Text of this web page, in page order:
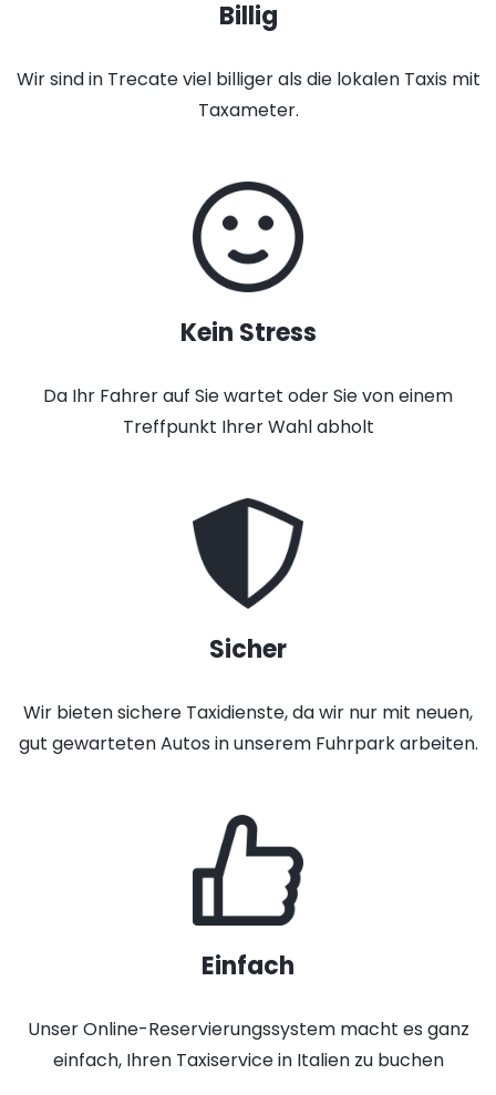
Billig
Wir sind in Trecate viel billiger als die lokalen Taxis mit
Taxameter.
Kein Stress
Da Ihr Fahrer auf Sie wartet oder Sie von einem
Treffpunkt Ihrer Wahl abholt
Sicher
Wir bieten sichere Taxidienste, da wir nur mit neuen,
gut gewarteten Autos in unserem Fuhrpark arbeiten.
Einfach
Unser Online-Reservierungssystem macht es ganz
einfach, Ihren Taxiservice in Italien zu buchen